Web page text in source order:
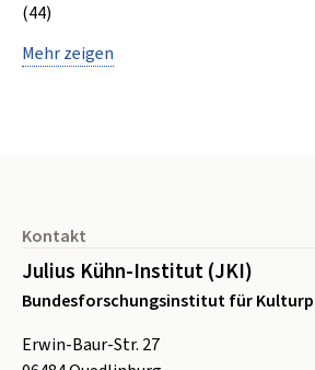
(44)
Mehr zeigen
Kontakt
Julius Kühn-Institut (JKI)
Bundesforschungsinstitut für
Erwin-Baur-Str. 27